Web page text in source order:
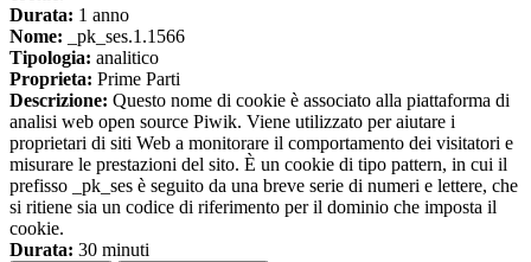
Durata: 1 anno
Nome: _pk_ses.1.1566
Tipologia: analitico
Proprieta: Prime Parti
Descrizione: Questo nome di cookie è associato alla piattaforma di
analisi web open source Piwik. Viene utilizzato per aiutare i
proprietari di siti Web a monitorare il comportamento dei visitatori e
misurare le prestazioni del sito. È un cookie di tipo pattern, in cui il
prefisso _pk_ses è seguito da una breve serie di numeri e lettere, che
si ritiene sia un codice di riferimento per il dominio che imposta il
cookie.
Durata: 30 minuti